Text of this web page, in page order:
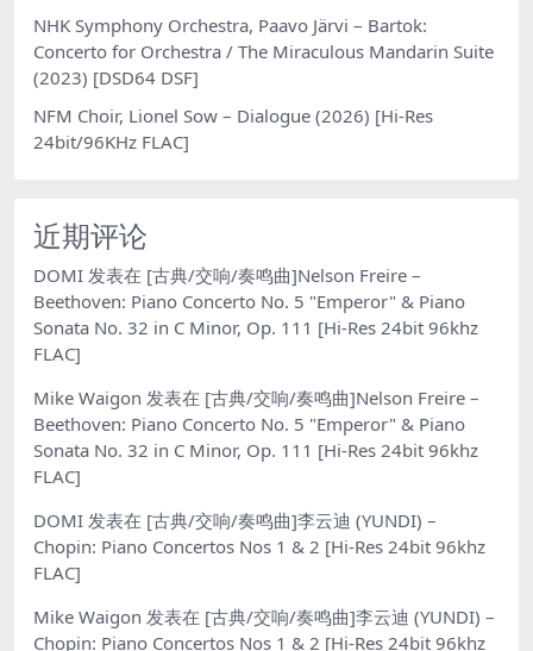
NHK Symphony Orchestra, Paavo Järvi – Bartok:
Concerto for Orchestra / The Miraculous Mandarin Suite
(2023) [DSD64 DSF]
NFM Choir, Lionel Sow – Dialogue (2026) [Hi-Res
24bit/96KHz FLAC]
近期评论
DOMI 发表在 [古典/交响/奏鸣曲]Nelson Freire –
Beethoven: Piano Concerto No. 5 "Emperor" & Piano
Sonata No. 32 in C Minor, Op. 111 [Hi-Res 24bit 96khz
FLAC]
Mike Waigon 发表在 [古典/交响/奏鸣曲]Nelson Freire –
Beethoven: Piano Concerto No. 5 "Emperor" & Piano
Sonata No. 32 in C Minor, Op. 111 [Hi-Res 24bit 96khz
FLAC]
DOMI 发表在 [古典/交响/奏鸣曲]李云迪 (YUNDI) –
Chopin: Piano Concertos Nos 1 & 2 [Hi-Res 24bit 96khz
FLAC]
Mike Waigon 发表在 [古典/交响/奏鸣曲]李云迪 (YUNDI) –
Chopin: Piano Concertos Nos 1 & 2 [Hi-Res 24bit 96khz